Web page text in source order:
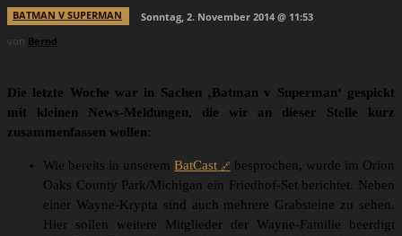
BATMAN V SUPERMAN
Sonntag, 2. November 2014 @ 11:53
von Bernd
Die letzte Woche war in Sachen ‚Batman v Superman‘ gespickt
mit kleinen News-Meldungen, die wir an dieser Stelle kurz
zusammenfassen wollen:
Wie bereits in unseremBatCast
besprochen, wurde im Orion
Oaks County Park/Michigan ein Friedhof-Set berichtet. Neben
einer Wayne-Krypta sind auch mehrere Grabsteine zu sehen.
Hier sollen weitere Mitglieder der Wayne-Familie beerdigt